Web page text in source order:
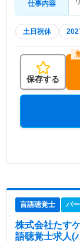
仕事内容
土日祝休
保存する
言語聴覚士 パ
株式会社たす
語聴覚士求人(